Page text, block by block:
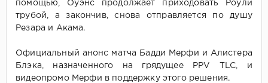
помощью, Оуэнс продолжает приходовать Роули
трубой, а закончив, снова отправляется по душу
Резара и Акама.
Официальный анонс матча Бадди Мерфи и Алистера
Блэка, назначенного на грядущее PPV TLC, и
видеопромо Мерфи в поддержку этого решения.